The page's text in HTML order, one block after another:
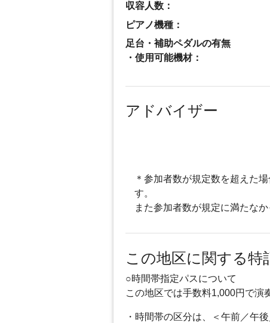
収容人数：
ピアノ機種：
足台・補助ペダルの有無
・使用可能機材：
アドバイザー
＊参加者数が規定数を超えた
す。
また参加者数が規定に満たな
この地区に関する特
○時間帯指定パスについて
この地区では手数料1,000円で演
・時間帯の区分は、＜午前／午